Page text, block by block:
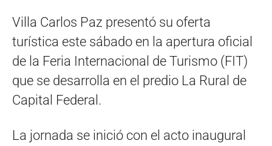
Villa Carlos Paz presentó su oferta
turística este sábado en la apertura oficial
de la Feria Internacional de Turismo (FIT)
que se desarrolla en el predio La Rural de
Capital Federal.
La jornada se inició con el acto inaugural